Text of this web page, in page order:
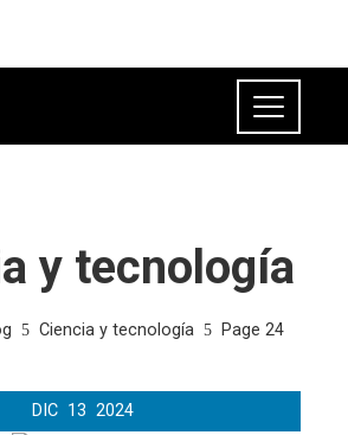
y tecnología
Ciencia y tecnología Page 24
DIC 13 2024